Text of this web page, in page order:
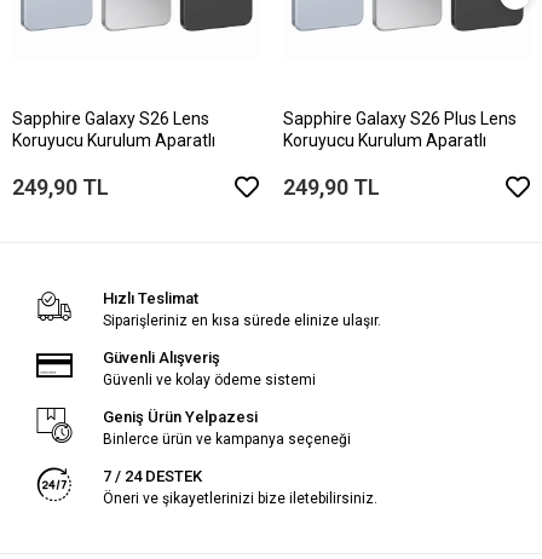
Sapphire Galaxy S26 Lens
Koruyucu Kurulum Aparatlı
249,90 TL
Sapphire Galaxy S26 Plus Lens
Koruyucu Kurulum Aparatlı
249,90 TL
Hızlı Teslimat
Siparişleriniz en kısa sürede elinize ulaşır.
Güvenli Alışveriş
Güvenli ve kolay ödeme sistemi
Geniş Ürün Yelpazesi
Binlerce ürün ve kampanya seçeneği
7 / 24 DESTEK
Öneri ve şikayetlerinizi bize iletebilirsiniz.